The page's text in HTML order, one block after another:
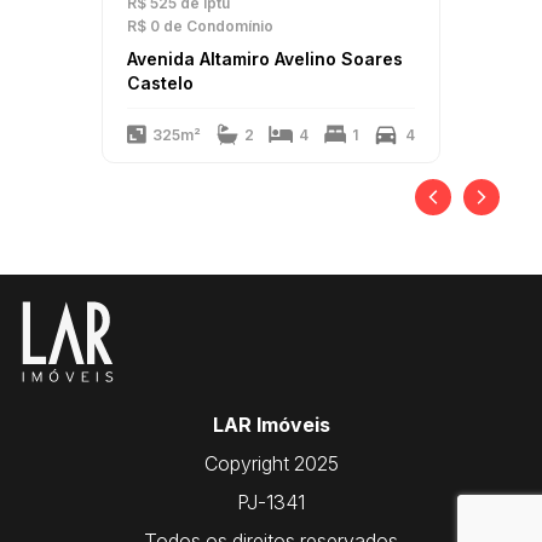
R$ 0 de Condomínio
Avenida Altamiro Avelino Soares
Castelo
325m² 2 4 1 4
LAR Imóveis
Copyright 2025
PJ-1341